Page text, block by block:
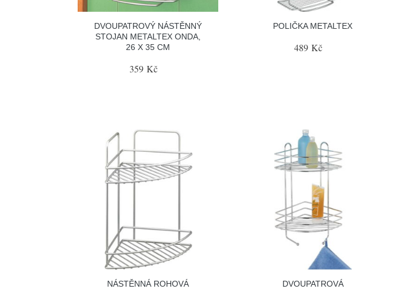
DVOUPATROVÝ NÁSTĚNNÝ
STOJAN METALTEX ONDA,
26 X 35 CM
359 Kč
POLIČKA METALTEX
489 Kč
NÁSTĚNNÁ ROHOVÁ
DVOUPATROVÁ